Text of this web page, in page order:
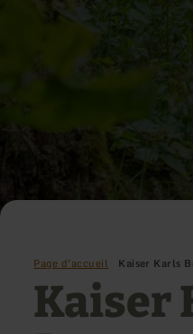
Page d'accueil Kaiser Karls
Kaiser